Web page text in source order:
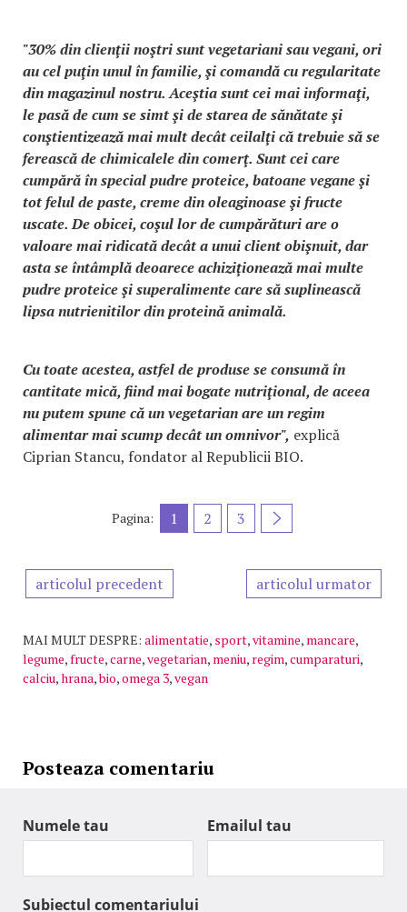
"30% din clienţii noştri sunt vegetariani sau vegani, ori
au cel puţin unul în familie, şi comandă cu regularitate
din magazinul nostru. Aceştia sunt cei mai informaţi,
le pasă de cum se simt şi de starea de sănătate şi
conştientizează mai mult decât ceilalţi că trebuie să se
ferească de chimicalele din comerţ. Sunt cei care
cumpără în special pudre proteice, batoane vegane şi
tot felul de paste, creme din oleaginoase şi fructe
uscate. De obicei, coşul lor de cumpărături are o
valoare mai ridicată decât a unui client obişnuit, dar
asta se întâmplă deoarece achiziţionează mai multe
pudre proteice şi superalimente care să suplinească
lipsa nutrienitilor din proteină animală.
Cu toate acestea, astfel de produse se consumă în
cantitate mică, fiind mai bogate nutriţional, de aceea
nu putem spune că un vegetarian are un regim
alimentar mai scump decât un omnivor", explică
Ciprian Stancu, fondator al Republicii BIO.
Pagina: 1 2 3
articolul precedent articolul urmator
MAI MULT DESPRE: alimentatie, sport,vitamine, mancare,
legume,fructe,carne,vegetarian, meniu, regim,cumparaturi,
calciu,hrana,bio,omega 3,vegan
Posteaza comentariu
Numele tau Emailul tau
Subiectul comentariului